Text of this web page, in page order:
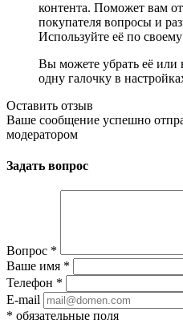
контента. Поможет вам
покупателя вопросы и
Используйте её по
Вы можете убрать её или
одну галочку в
Оставить отзыв
Ваше сообщение успешно
модератором
Задать вопрос
Вопрос *
Ваше имя *
Телефон *
E-mail
* обязательные поля